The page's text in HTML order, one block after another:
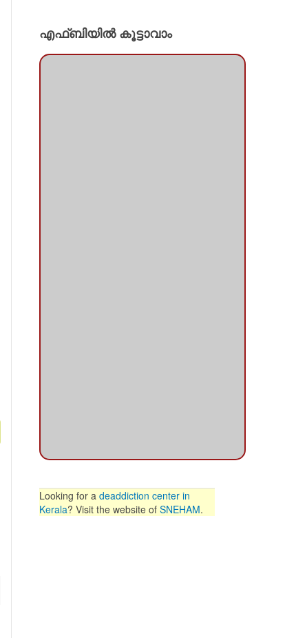
എഫ്ബിയില്‍ കൂട്ടാവാം
Looking for a deaddiction center in
Kerala? Visit the website of SNEHAM.